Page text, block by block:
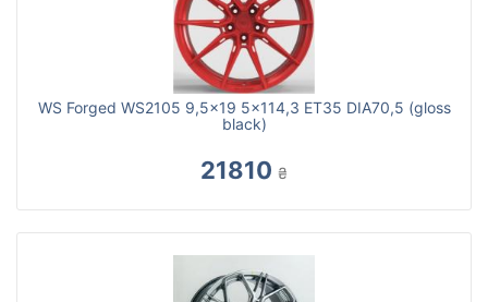
WS Forged WS2105 9,5x19 5x114,3 ET35 DIA70,5 (gloss
black)
21810 ₴